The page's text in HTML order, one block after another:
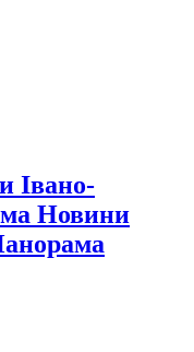
Івано-
Новини